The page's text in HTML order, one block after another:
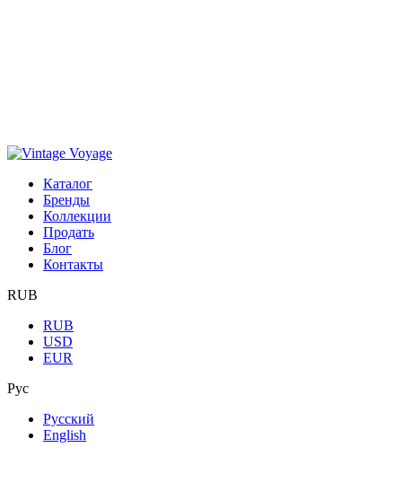
Каталог
Бренды
Коллекции
Продать
Блог
Контакты
RUB
RUB
USD
EUR
Рус
Русский
English